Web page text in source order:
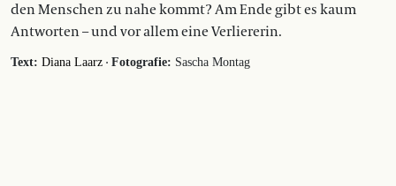
den Menschen zu nahe kommt? Am Ende gibt es kaum
Antworten – und vor allem eine Verliererin.
Text: Diana Laarz · Fotografie: Sascha Montag